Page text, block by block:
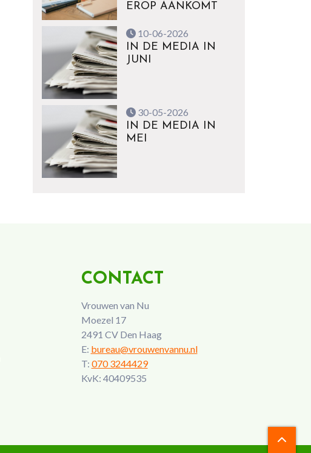
EROP AANKOMT
10-06-2026
IN DE MEDIA IN
JUNI
30-05-2026
IN DE MEDIA IN
MEI
CONTACT
Vrouwen van Nu
Moezel 17
2491 CV Den Haag
E: bureau@vrouwenvannu.nl
T: 070 3244429
KvK: 40409535